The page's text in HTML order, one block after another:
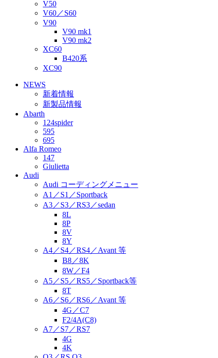
V50
V60／S60
V90
V90 mk1
V90 mk2
XC60
B420系
XC90
NEWS
新着情報
新製品情報
Abarth
124spider
595
695
Alfa Romeo
147
Giulietta
Audi
Audi コーディングメニュー
A1／S1／Sportback
A3／S3／RS3／sedan
8L
8P
8V
8Y
A4／S4／RS4／Avant 等
B8／8K
8W／F4
A5／S5／RS5／Sportback等
8T
A6／S6／RS6／Avant 等
4G／C7
F2/4A(C8)
A7／S7／RS7
4G
4K